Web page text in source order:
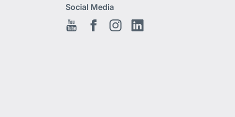
Social Media
Youtube FacebookInstagram